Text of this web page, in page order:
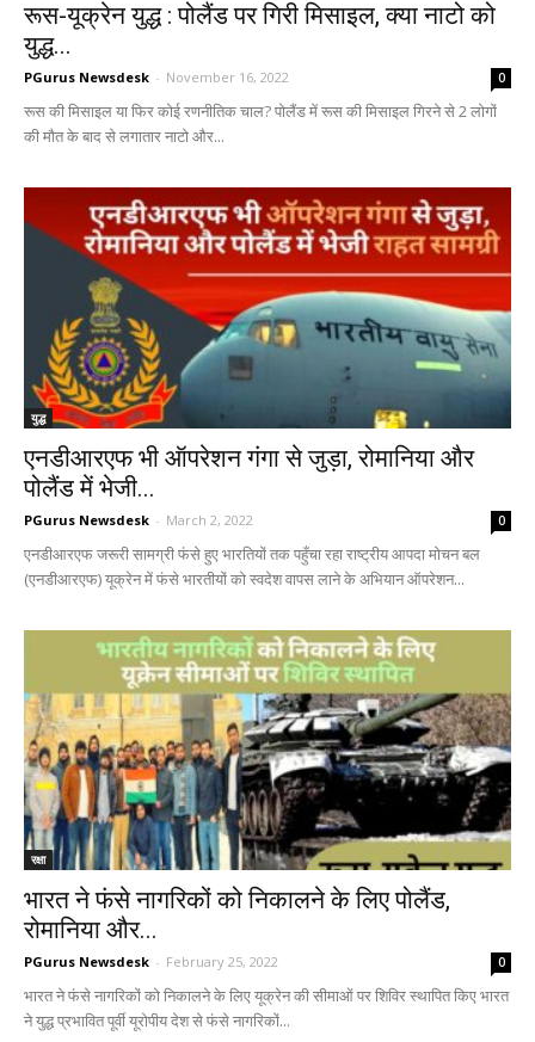
रूस-यूक्रेन युद्ध : पोलैंड पर गिरी मिसाइल, क्या नाटो को
युद्ध...
PGurus Newsdesk - November 16, 2022 0
रूस की मिसाइल या फिर कोई रणनीतिक चाल? पोलैंड में रूस की मिसाइल गिरने से 2 लोगों
की मौत के बाद से लगातार नाटो और...
युद्ध
एनडीआरएफ भी ऑपरेशन गंगा से जुड़ा, रोमानिया और
पोलैंड में भेजी...
PGurus Newsdesk - March 2, 2022 0
एनडीआरएफ जरूरी सामग्री फंसे हुए भारतियों तक पहुँचा रहा राष्ट्रीय आपदा मोचन बल
(एनडीआरएफ) यूक्रेन में फंसे भारतीयों को स्वदेश वापस लाने के अभियान ऑपरेशन...
रक्षा
भारत ने फंसे नागरिकों को निकालने के लिए पोलैंड,
रोमानिया और...
PGurus Newsdesk - February 25, 2022 0
भारत ने फंसे नागरिकों को निकालने के लिए यूक्रेन की सीमाओं पर शिविर स्थापित किए भारत
ने युद्ध प्रभावित पूर्वी यूरोपीय देश से फंसे नागरिकों...